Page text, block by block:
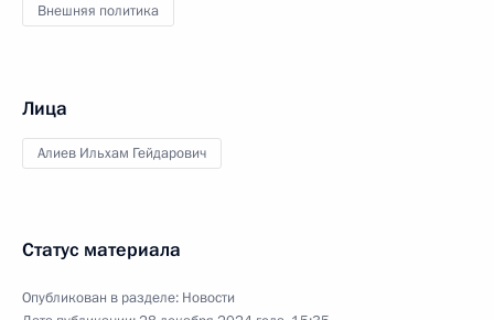
Внешняя политика
Лица
Алиев Ильхам Гейдарович
Статус материала
Опубликован в разделе: Новости